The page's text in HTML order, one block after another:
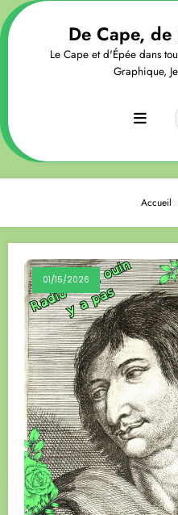
Aller
au
contenu
De Cape,
Le Cape et d'Épée dans
Graphique,
Accueil
01/15/2026